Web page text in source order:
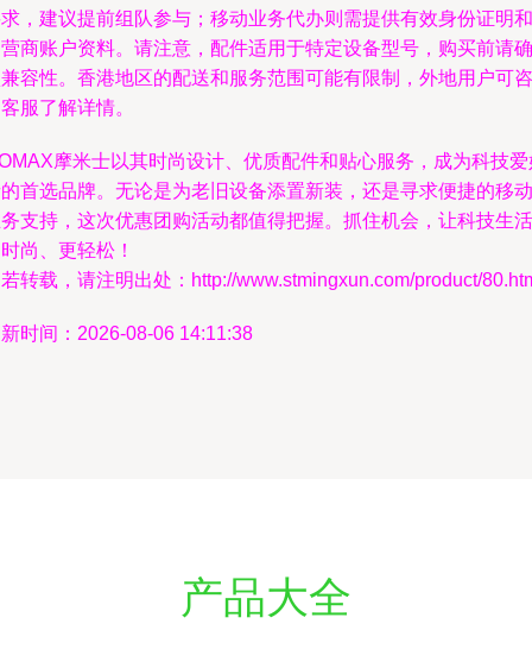
，建议提前组队参与；移动业务代办则需提供有效身份证明和
商账户资料。请注意，配件适用于特定设备型号，购买前请确
容性。香港地区的配送和服务范围可能有限制，外地用户可咨
服了解详情。
摩米士以其时尚设计、优质配件和贴心服务，成为科技爱
首选品牌。无论是为老旧设备添置新装，还是寻求便捷的移动
支持，这次优惠团购活动都值得把握。抓住机会，让科技生活
尚、更轻松！
转载，请注明出处：http://www.stmingxun.com/product/
时间：2026-08-06 14:11:38
产品大全